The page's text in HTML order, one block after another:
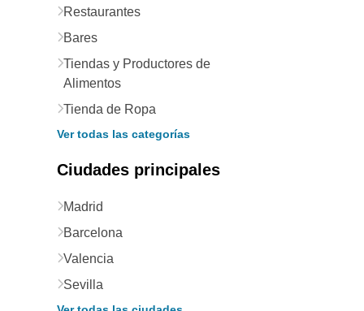
Restaurantes
Bares
Tiendas y Productores de
Alimentos
Tienda de Ropa
Ver todas las categorías
Ciudades principales
Madrid
Barcelona
Valencia
Sevilla